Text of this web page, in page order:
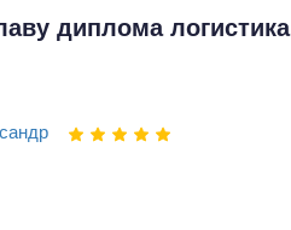
диплома логистика